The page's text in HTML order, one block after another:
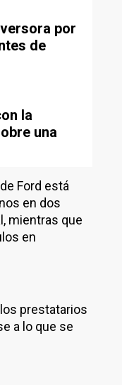
por
de
la
una
Ford está
en dos
mientras que
en
prestatarios
a lo que se